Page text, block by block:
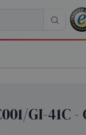
GI-41C